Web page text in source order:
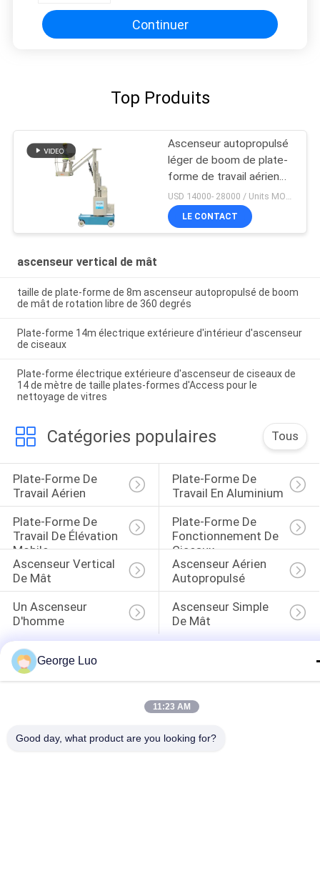
Continuer
Top Produits
Ascenseur autopropulsé
léger de boom de plate-
forme de travail aérien
de contrat d'intérieur de
6 -10m
USD 14000- 28000 / Units MOQ:1 UNITÉ
LE CONTACT
ascenseur vertical de mât
taille de plate-forme de 8m ascenseur autopropulsé de boom
de mât de rotation libre de 360 degrés
Plate-forme 14m électrique extérieure d'intérieur d'ascenseur
de ciseaux
Plate-forme électrique extérieure d'ascenseur de ciseaux de
14 de mètre de taille plates-formes d'Access pour le
nettoyage de vitres
Catégories populaires Tous
Plate-Forme De
Travail Aérien
Plate-Forme De
Travail En Aluminium
Plate-Forme De
Travail De Élévation
Mobile
Plate-Forme De
Fonctionnement De
Ciseaux
Ascenseur Vertical
De Mât
Ascenseur Aérien
Autopropulsé
Un Ascenseur
D'homme
Ascenseur Simple
De Mât
George Luo
11:23 AM
Good day, what product are you looking for?